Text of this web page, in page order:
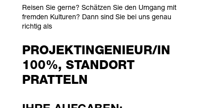
Reisen Sie gerne? Schätzen Sie den Umgang mit
fremden Kulturen? Dann sind Sie bei uns genau
richtig als
PROJEKTINGENIEUR/IN
100%, STANDORT
PRATTELN